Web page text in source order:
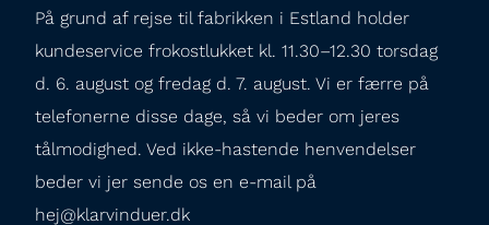
På grund af rejse til fabrikken i Estland holder
kundeservice frokostlukket kl. 11.30–12.30 torsdag
d. 6. august og fredag d. 7. august. Vi er færre på
telefonerne disse dage, så vi beder om jeres
tålmodighed. Ved ikke-hastende henvendelser
beder vi jer sende os en e-mail på
hej@klarvinduer.dk